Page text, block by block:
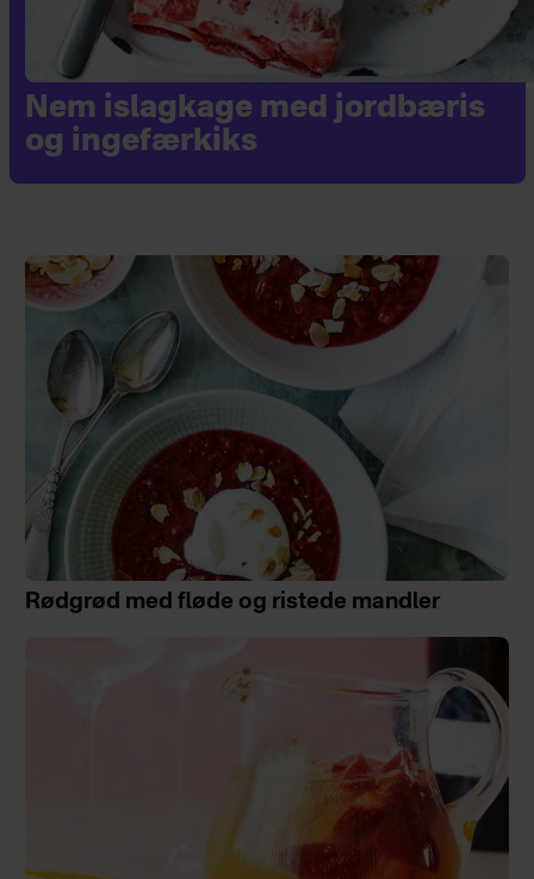
Nem islagkage med jordbæris
og ingefærkiks
Rødgrød med fløde og ristede mandler